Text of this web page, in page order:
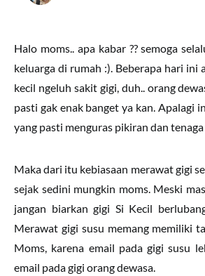
Halo moms.. apa kabar ?? semoga
keluarga di rumah :). Beberapa hari ini
kecil ngeluh sakit gigi, duh.. orang
pasti gak enak banget ya kan. Apalagi
yang pasti menguras pikiran dan
Maka dari itu kebiasaan merawat gigi
sejak sedini mungkin moms. Meski
jangan biarkan gigi Si Kecil
Merawat gigi susu memang memiliki
Moms, karena email pada gigi susu
email pada gigi orang dewasa.